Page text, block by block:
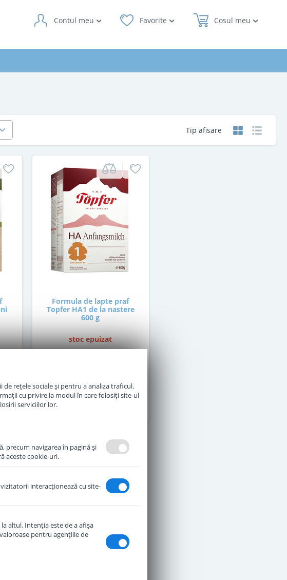
Cosul meu
Favorite
Contul meu
Tip afisare
Formula de lapte praf
Topfer HA1 de la nastere
600 g
stoc epuizat
Momentan Indisponibil
rețele sociale și pentru a analiza traficul.
cu privire la modul în care folosiți site-ul
serviciilor lor.
precum navigarea în pagină şi
aceste cookie-uri.
interacţionează cu site-
altul. Intenţia este de a afişa
pentru agenţiile de